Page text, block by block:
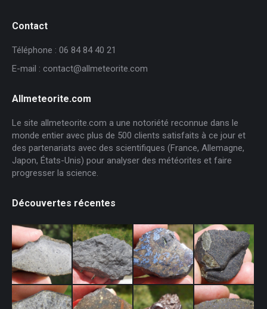
Contact
Téléphone : 06 84 84 40 21
E-mail : contact@allmeteorite.com
Allmeteorite.com
Le site allmeteorite.com a une notoriété reconnue dans le
monde entier avec plus de 500 clients satisfaits à ce jour et
des partenariats avec des scientifiques (France, Allemagne,
Japon, États-Unis) pour analyser des météorites et faire
progresser la science.
Découvertes récentes